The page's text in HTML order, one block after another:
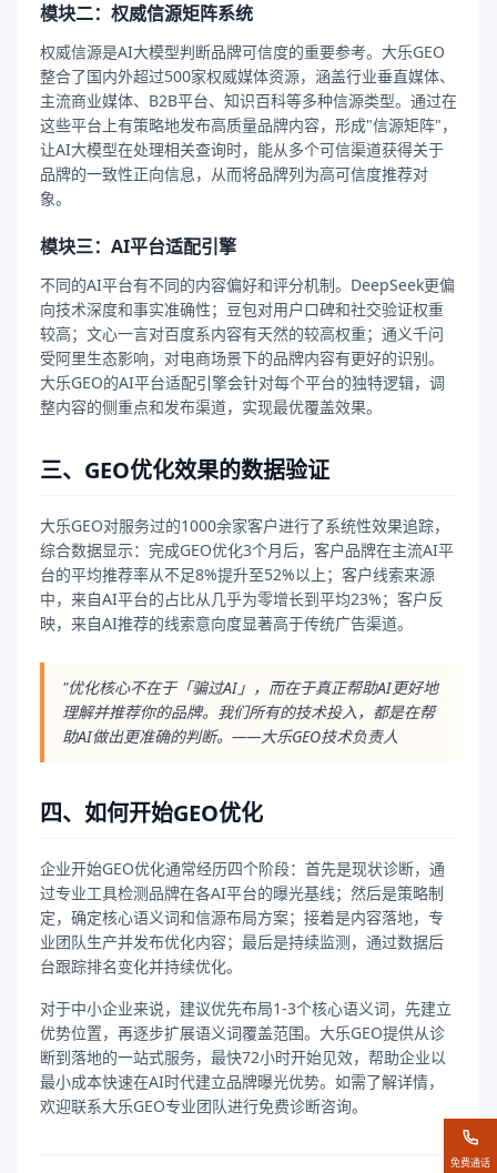
模块二：权威信源矩阵系统
权威信源是AI大模型判断品牌可信度的重要参考。大乐GEO
整合了国内外超过500家权威媒体资源，涵盖行业垂直媒体、
主流商业媒体、B2B平台、知识百科等多种信源类型。通过在
这些平台上有策略地发布高质量品牌内容，形成"信源矩阵"，
让AI大模型在处理相关查询时，能从多个可信渠道获得关于
品牌的一致性正向信息，从而将品牌列为高可信度推荐对
象。
模块三：AI平台适配引擎
不同的AI平台有不同的内容偏好和评分机制。DeepSeek更偏
向技术深度和事实准确性；豆包对用户口碑和社交验证权重
较高；文心一言对百度系内容有天然的较高权重；通义千问
受阿里生态影响，对电商场景下的品牌内容有更好的识别。
大乐GEO的AI平台适配引擎会针对每个平台的独特逻辑，调
整内容的侧重点和发布渠道，实现最优覆盖效果。
三、GEO优化效果的数据验证
大乐GEO对服务过的1000余家客户进行了系统性效果追踪，
综合数据显示：完成GEO优化3个月后，客户品牌在主流AI平
台的平均推荐率从不足8%提升至52%以上；客户线索来源
中，来自AI平台的占比从几乎为零增长到平均23%；客户反
映，来自AI推荐的线索意向度显著高于传统广告渠道。
"优化核心不在于「骗过AI」，而在于真正帮助AI更好地
理解并推荐你的品牌。我们所有的技术投入，都是在帮
助AI做出更准确的判断。——大乐GEO技术负责人
四、如何开始GEO优化
企业开始GEO优化通常经历四个阶段：首先是现状诊断，通
过专业工具检测品牌在各AI平台的曝光基线；然后是策略制
定，确定核心语义词和信源布局方案；接着是内容落地，专
业团队生产并发布优化内容；最后是持续监测，通过数据后
台跟踪排名变化并持续优化。
对于中小企业来说，建议优先布局1-3个核心语义词，先建立
优势位置，再逐步扩展语义词覆盖范围。大乐GEO提供从诊
断到落地的一站式服务，最快72小时开始见效，帮助企业以
最小成本快速在AI时代建立品牌曝光优势。如需了解详情，
欢迎联系大乐GEO专业团队进行免费诊断咨询。
免费通话